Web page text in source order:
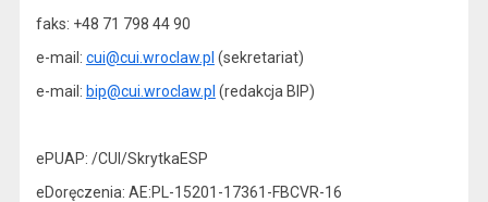
faks: +48 71 798 44 90
e-mail: cui@cui.wroclaw.pl (sekretariat)
e-mail: bip@cui.wroclaw.pl (redakcja BIP)
ePUAP: /CUI/SkrytkaESP
eDoręczenia: AE:PL-15201-17361-FBCVR-16